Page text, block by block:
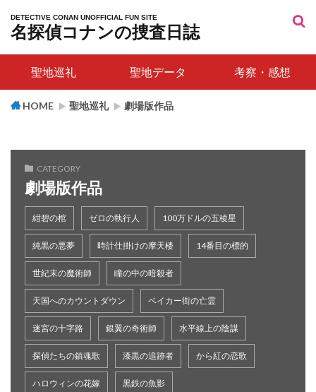
DETECTIVE CONAN UNOFFICIAL FUN SITE
名探偵コナンの捜査日誌
シンガポール・フライヤー
日本橋麒麟像
湯の川駅
新宿アルタ前
ひっかけ橋(戎橋)
祇園きなな
横浜中華街
横浜市磯子区 掘割川沿い
神奈川県警察本部
フレミングス セレクション ホテル フランクフルト
シティ
アクアパーク品川
神津島
司法研修所
プレミアホテル 函館
シャーロックホームズ博物館
ペトロナスタワー
聖地巡礼 聖地データ 考察・感想
HOME 聖地巡礼 劇場版作品
CATEGORY
劇場版作品
紺碧の棺 ゼロの執行人 100万ドルの五稜星
純黒の悪夢 時計仕掛けの摩天楼 14番目の標的
世紀末の魔術師 瞳の中の暗殺者
天国へのカウントダウン ベイカー街の亡霊
迷宮の十字路 銀翼の奇術師 水平線上の陰謀
探偵たちの鎮魂歌 漆黒の追跡者 から紅の恋歌
ハロウィンの花嫁 黒鉄の魚影